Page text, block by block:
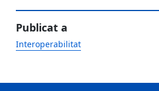
Publicat a
Interoperabilitat